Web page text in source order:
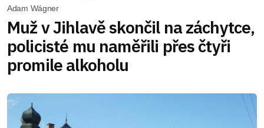
Adam Wágner
Muž v Jihlavě skončil na záchytce,
policisté mu naměřili přes čtyři
promile alkoholu